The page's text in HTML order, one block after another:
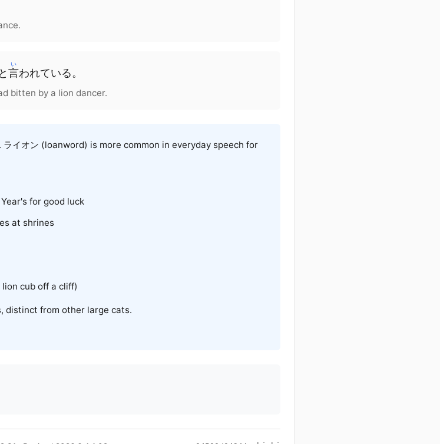
と 言
い
われている。
bitten by a lion dancer.
ライオン (loanword) is more common in everyday speech for
for good luck
at shrines
cub off a cliff)
distinct from other large cats.